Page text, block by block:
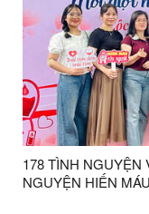
178 TÌNH NGUYỆN
NGUYỆN HIẾN